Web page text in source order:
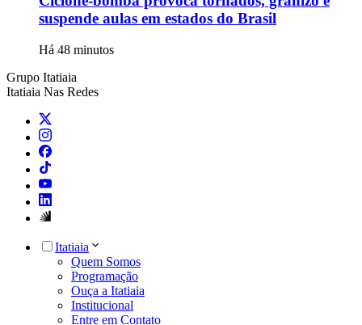
suspende aulas em estados do Brasil
Há 48 minutos
Grupo Itatiaia
Itatiaia Nas Redes
Itatiaia
Quem Somos
Programação
Ouça a Itatiaia
Institucional
Entre em Contato